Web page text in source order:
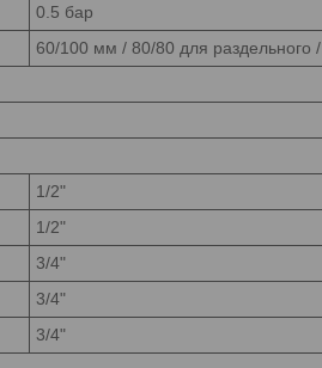
0.5 бар
60/100 мм / 80/80 для раздельного /
1/2"
1/2"
3/4"
3/4"
3/4"